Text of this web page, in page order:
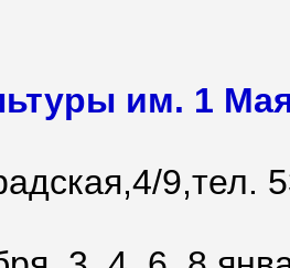
им. 1
9,тел.